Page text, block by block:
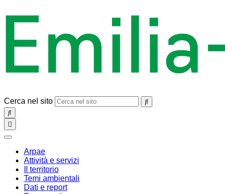
Cerca nel sito
SEARCH
Toggle
navigation
chiudi
Arpae
Attività e servizi
Il territorio
Temi ambientali
Dati e report